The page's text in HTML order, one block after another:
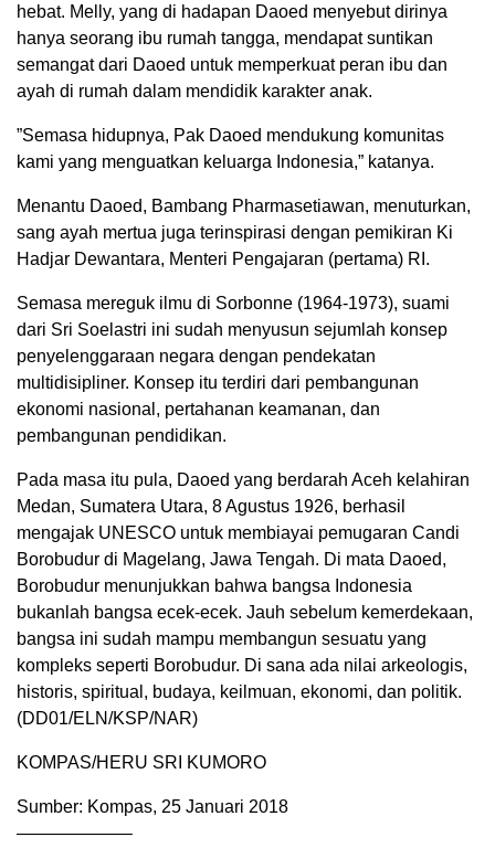
hebat. Melly, yang di hadapan Daoed menyebut dirinya
hanya seorang ibu rumah tangga, mendapat suntikan
semangat dari Daoed untuk memperkuat peran ibu dan
ayah di rumah dalam mendidik karakter anak.
”Semasa hidupnya, Pak Daoed mendukung komunitas
kami yang menguatkan keluarga Indonesia,” katanya.
Menantu Daoed, Bambang Pharmasetiawan, menuturkan,
sang ayah mertua juga terinspirasi dengan pemikiran Ki
Hadjar Dewantara, Menteri Pengajaran (pertama) RI.
Semasa mereguk ilmu di Sorbonne (1964-1973), suami
dari Sri Soelastri ini sudah menyusun sejumlah konsep
penyelenggaraan negara dengan pendekatan
multidisipliner. Konsep itu terdiri dari pembangunan
ekonomi nasional, pertahanan keamanan, dan
pembangunan pendidikan.
Pada masa itu pula, Daoed yang berdarah Aceh kelahiran
Medan, Sumatera Utara, 8 Agustus 1926, berhasil
mengajak UNESCO untuk membiayai pemugaran Candi
Borobudur di Magelang, Jawa Tengah. Di mata Daoed,
Borobudur menunjukkan bahwa bangsa Indonesia
bukanlah bangsa ecek-ecek. Jauh sebelum kemerdekaan,
bangsa ini sudah mampu membangun sesuatu yang
kompleks seperti Borobudur. Di sana ada nilai arkeologis,
historis, spiritual, budaya, keilmuan, ekonomi, dan politik.
(DD01/ELN/KSP/NAR)
KOMPAS/HERU SRI KUMORO
Sumber: Kompas, 25 Januari 2018
——————–